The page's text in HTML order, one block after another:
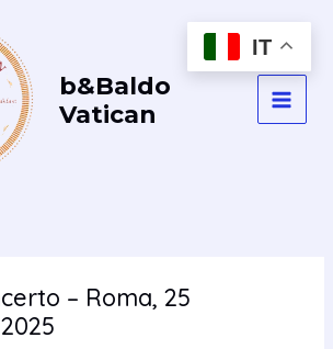
b&Baldo
Vatican
– Roma, 25
IT